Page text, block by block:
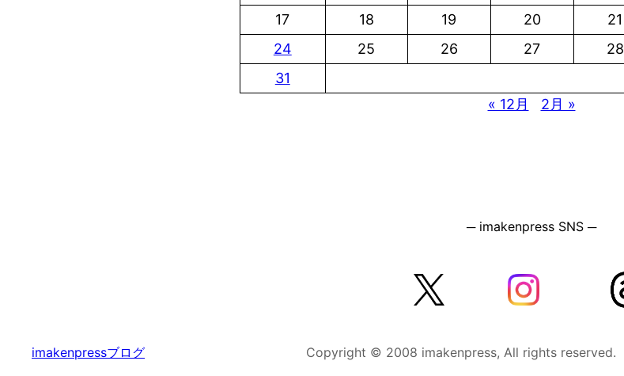
17
18 19 20 21
24
25 26 27 28
31
« 12月
2月 »
─ imakenpress SNS ─
imakenpressブログ Copyright © 2008 imakenpress, All rights reserved.